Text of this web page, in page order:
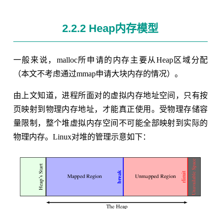
2.2.2 Heap内存模型
一般来说，malloc所申请的内存主要从Heap区域分配
（本文不考虑通过mmap申请大块内存的情况）。
由上文知道，进程所面对的虚拟内存地址空间，只有按
页映射到物理内存地址，才能真正使用。受物理存储容
量限制，整个堆虚拟内存空间不可能全部映射到实际的
物理内存。Linux对堆的管理示意如下：